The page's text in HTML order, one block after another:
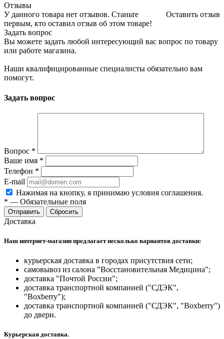
Отзывы
Оставить отзыв
У данного товара нет отзывов. Станьте
первым, кто оставил отзыв об этом товаре!
Задать вопрос
Вы можете задать любой интересующий вас вопрос по товару
или работе магазина.
Наши квалифицированные специалисты обязательно вам
помогут.
Задать вопрос
Вопрос *
Ваше имя *
Телефон *
E-mail
Нажимая на кнопку, я принимаю условия соглашения.
* — Обязательные поля
Отправить Сбросить
Доставка
Наш интернет-магазин предлагает несколько вариантов доставки:
курьерская доставка в городах присутствия сети;
самовывоз из салона "Восстановительная Медицина";
доставка "Почтой России";
доставка транспортной компанией ("СДЭК",
"Boxberry");
доставка транспортной компанией ("СДЭК", "Boxberry")
до двери.
Курьерская доставка.